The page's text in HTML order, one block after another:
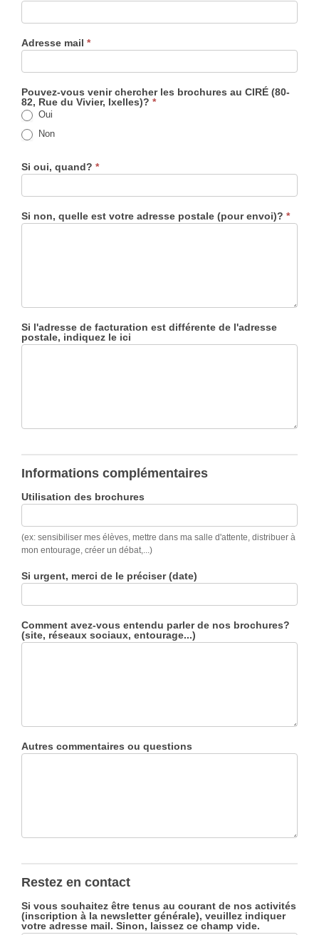
Adresse mail *
Pouvez-vous venir chercher les brochures au CIRÉ (80-
82, Rue du Vivier, Ixelles)? *
Oui
Non
Si oui, quand? *
Si non, quelle est votre adresse postale (pour envoi)? *
Si l'adresse de facturation est différente de l'adresse
postale, indiquez le ici
Informations complémentaires
Utilisation des brochures
(ex: sensibiliser mes élèves, mettre dans ma salle d'attente, distribuer à
mon entourage, créer un débat,...)
Si urgent, merci de le préciser (date)
Comment avez-vous entendu parler de nos brochures?
(site, réseaux sociaux, entourage...)
Autres commentaires ou questions
Restez en contact
Si vous souhaitez être tenus au courant de nos activités
(inscription à la newsletter générale), veuillez indiquer
votre adresse mail. Sinon, laissez ce champ vide.